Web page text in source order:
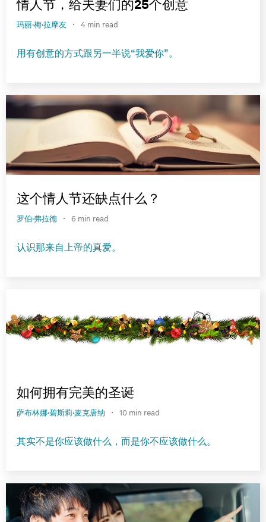
情人节，给夫妻们的25个创意
玛丽·梅·拉摩友 · 4 min read
用有创意的方式跟另一半说“我爱你”。
这个情人节还缺点什么？
罗伯·弗拉德 · 6 min read
认识那来自上帝的真爱。
如何拥有完美的圣诞
萨布林娜·碧斯莉·麦克唐纳 · 10 min read
其实不是你应该做什么，而是你不应该做什么。